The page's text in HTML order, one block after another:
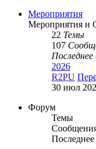
Мероприятия
Мероприятия и
22 Темы
107
2026
R2PU
30 июл
Форум
Темы